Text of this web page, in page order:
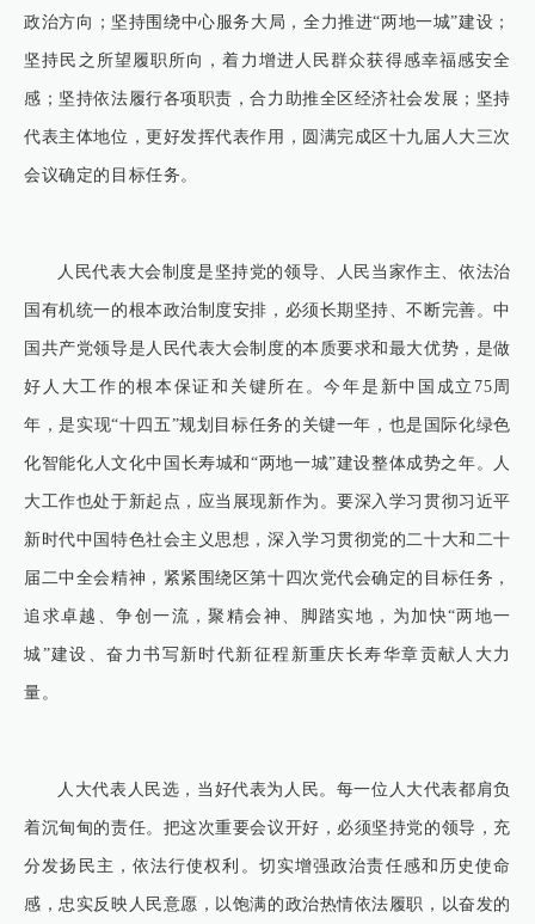
政治方向；坚持围绕中心服务大局，全力推进“两地一城”建设；
坚持民之所望履职所向，着力增进人民群众获得感幸福感安全
感；坚持依法履行各项职责，合力助推全区经济社会发展；坚持
代表主体地位，更好发挥代表作用，圆满完成区十九届人大三次
会议确定的目标任务。
人民代表大会制度是坚持党的领导、人民当家作主、依法治
国有机统一的根本政治制度安排，必须长期坚持、不断完善。中
国共产党领导是人民代表大会制度的本质要求和最大优势，是做
好人大工作的根本保证和关键所在。今年是新中国成立75周
年，是实现“十四五”规划目标任务的关键一年，也是国际化绿色
化智能化人文化中国长寿城和“两地一城”建设整体成势之年。人
大工作也处于新起点，应当展现新作为。要深入学习贯彻习近平
新时代中国特色社会主义思想，深入学习贯彻党的二十大和二十
届二中全会精神，紧紧围绕区第十四次党代会确定的目标任务，
追求卓越、争创一流，聚精会神、脚踏实地，为加快“两地一
城”建设、奋力书写新时代新征程新重庆长寿华章贡献人大力
量。
人大代表人民选，当好代表为人民。每一位人大代表都肩负
着沉甸甸的责任。把这次重要会议开好，必须坚持党的领导，充
分发扬民主，依法行使权利。切实增强政治责任感和历史使命
感，忠实反映人民意愿，以饱满的政治热情依法履职，以奋发的